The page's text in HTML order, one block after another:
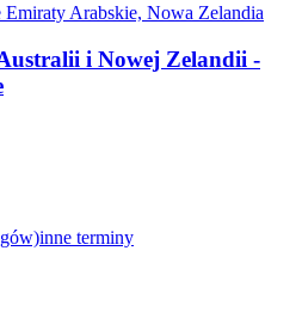
Arabskie, Nowa Zelandia
i Nowej Zelandii -
inne terminy